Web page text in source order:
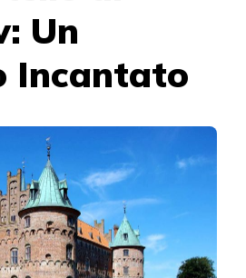
Un
Incantato